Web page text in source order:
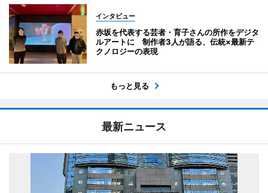
インタビュー
赤坂を代表する芸者・育子さんの所作をデジタ
ルアートに 制作者3人が語る、伝統×最新テ
クノロジーの表現
もっと見る
最新ニュース